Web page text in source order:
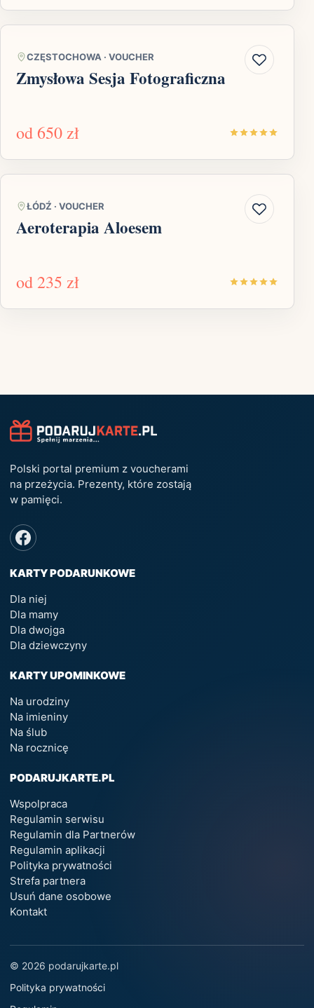
CZĘSTOCHOWA · VOUCHER
Zmysłowa Sesja Fotograficzna
od650 zł
ŁÓDŹ · VOUCHER
Aeroterapia Aloesem
od 235 zł
Polski portal premium z voucherami
na przeżycia. Prezenty, które zostają
w pamięci.
KARTY PODARUNKOWE
Dla niej
Dla mamy
Dla dwojga
Dla dziewczyny
KARTY UPOMINKOWE
Na urodziny
Na imieniny
Na ślub
Na rocznicę
PODARUJKARTE.PL
Wspolpraca
Regulamin serwisu
Regulamin dla Partnerów
Regulamin aplikacji
Polityka prywatności
Strefa partnera
Usuń dane osobowe
Kontakt
© 2026 podarujkarte.pl
Polityka prywatności